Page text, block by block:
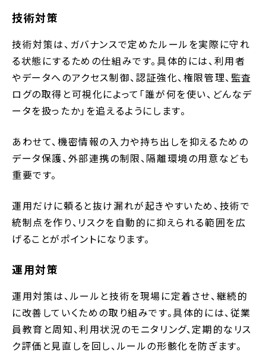
技術対策
技術対策は、ガバナンスで定めたルールを実際に守れ
る状態にするための仕組みです。具体的には、利用者
やデータへのアクセス制御、認証強化、権限管理、監査
ログの取得と可視化によって「誰が何を使い、どんなデ
ータを扱ったか」を追えるようにします。
あわせて、機密情報の入力や持ち出しを抑えるための
データ保護、外部連携の制限、隔離環境の用意なども
重要です。
運用だけに頼ると抜け漏れが起きやすいため、技術で
統制点を作り、リスクを自動的に抑えられる範囲を広
げることがポイントになります。
運用対策
運用対策は、ルールと技術を現場に定着させ、継続的
に改善していくための取り組みです。具体的には、従業
員教育と周知、利用状況のモニタリング、定期的なリス
ク評価と見直しを回し、ルールの形骸化を防ぎます。